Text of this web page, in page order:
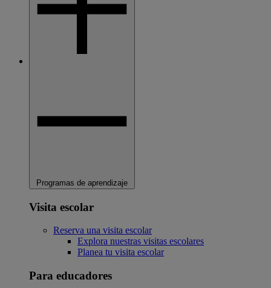
Programas de aprendizaje
Visita escolar
Reserva una visita escolar
Explora nuestras visitas escolares
Planea tu visita escolar
Para educadores